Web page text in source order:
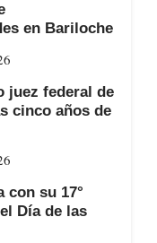
en Bariloche
juez federal de
cinco años de
con su 17°
Día de las